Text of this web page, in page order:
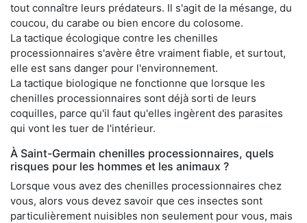
tout connaître leurs prédateurs. Il s'agit de la mésange, du
coucou, du carabe ou bien encore du colosome.
La tactique écologique contre les chenilles
processionnaires s'avère être vraiment fiable, et surtout,
elle est sans danger pour l'environnement.
La tactique biologique ne fonctionne que lorsque les
chenilles processionnaires sont déjà sorti de leurs
coquilles, parce qu'il faut qu'elles ingèrent des parasites
qui vont les tuer de l'intérieur.
À Saint-Germain chenilles processionnaires, quels
risques pour les hommes et les animaux ?
Lorsque vous avez des chenilles processionnaires chez
vous, alors vous devez savoir que ces insectes sont
particulièrement nuisibles non seulement pour vous, mais